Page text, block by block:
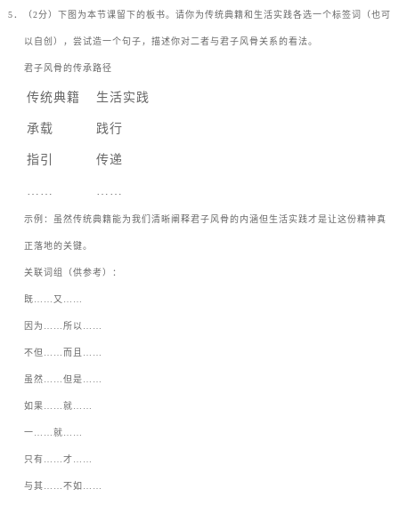
5 ．（2分）下图为本节课留下的板书。请你为传统典籍和生活实践各选一个标签词（也可
以自创），尝试造一个句子，描述你对二者与君子风骨关系的看法。
君子风骨的传承路径
传统典籍 生活实践
承载 践行
指引 传递
…… ……
示例：虽然传统典籍能为我们清晰阐释君子风骨的内涵但生活实践才是让这份精神真
正落地的关键。
关联词组（供参考）：
既 又
因为 ……所以
不但 而且
虽然 ……但是
如果 ……就
一 ……就
只有 ……才
与其 ……不如